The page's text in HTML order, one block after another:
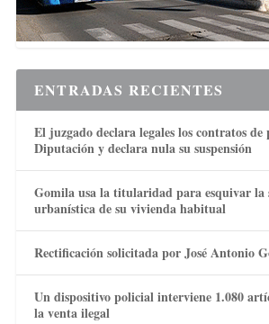
ENTRADAS RECIENTES
El juzgado declara legales los contratos
Diputación y declara nula su suspensión
Gomila usa la titularidad para esquivar la
urbanística de su vivienda habitual
Rectificación solicitada por José Antonio
Un dispositivo policial interviene 1.080
la venta ilegal